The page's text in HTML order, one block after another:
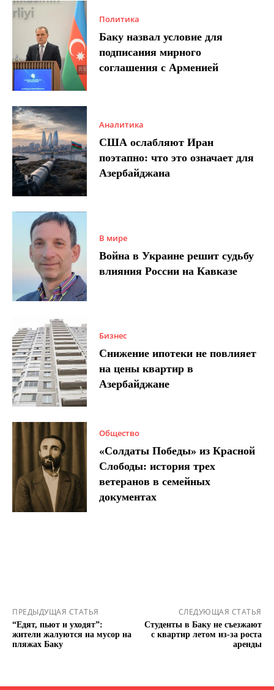
Политика
Баку назвал условие для
подписания мирного
соглашения с Арменией
Аналитика
США ослабляют Иран
поэтапно: что это означает для
Азербайджана
В мире
Война в Украине решит судьбу
влияния России на Кавказе
Бизнес
Снижение ипотеки не повлияет
на цены квартир в
Азербайджане
Общество
«Солдаты Победы» из Красной
Слободы: история трех
ветеранов в семейных
документах
ПРЕДЫДУЩАЯ СТАТЬЯ
“Едят, пьют и уходят”:
жители жалуются на мусор на
пляжах Баку
СЛЕДУЮЩАЯ СТАТЬЯ
Студенты в Баку не съезжают
с квартир летом из-за роста
аренды